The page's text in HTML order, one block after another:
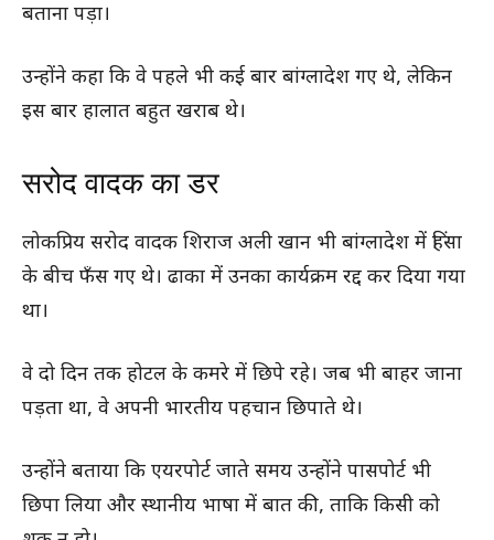
बताना पड़ा।
उन्होंने कहा कि वे पहले भी कई बार बांग्लादेश गए थे, लेकिन
इस बार हालात बहुत खराब थे।
सरोद वादक का डर
लोकप्रिय सरोद वादक शिराज अली खान भी बांग्लादेश में हिंसा
के बीच फँस गए थे। ढाका में उनका कार्यक्रम रद्द कर दिया गया
था।
वे दो दिन तक होटल के कमरे में छिपे रहे। जब भी बाहर जाना
पड़ता था, वे अपनी भारतीय पहचान छिपाते थे।
उन्होंने बताया कि एयरपोर्ट जाते समय उन्होंने पासपोर्ट भी
छिपा लिया और स्थानीय भाषा में बात की, ताकि किसी को